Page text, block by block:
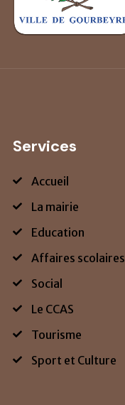
Services
Accueil
La mairie
Education
Affaires scolaires
Social
Le CCAS
Tourisme
Sport et Culture